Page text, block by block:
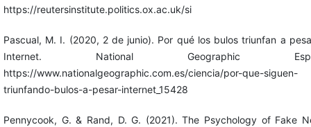
https://reutersinstitute.politics.ox.ac.uk/si
Pascual, M. I. (2020, 2 de junio). Por qué los bulos triunfan a
Internet. National Geographic
https://www.nationalgeographic.com.es/ciencia/por-que-siguen-
triunfando-bulos-a-pesar-internet_15428
Pennycook, G. & Rand, D. G. (2021). The Psychology of Fake